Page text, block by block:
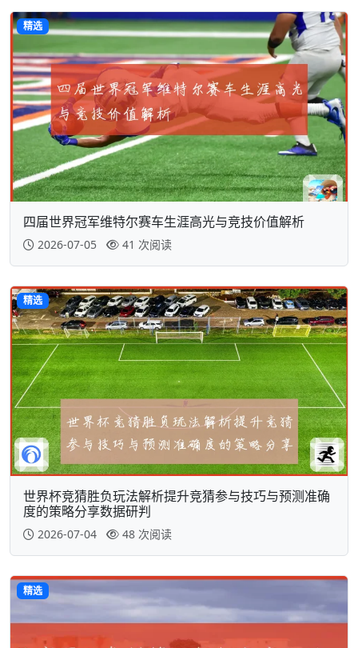
精选
四届世界冠军维特尔赛车生涯高光与竞技价值解析
2026-07-05 41 次阅读
精选
世界杯竞猜胜负玩法解析提升竞猜参与技巧与预测准确
度的策略分享数据研判
2026-07-04 48 次阅读
精选